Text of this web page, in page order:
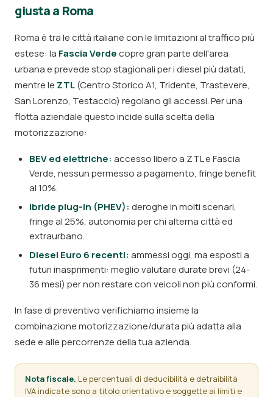
giusta a Roma
Roma è tra le città italiane con le limitazioni al traffico più
estese: la Fascia Verdecopre gran parte dell'area
urbana e prevede stop stagionali per i diesel più datati,
mentre le ZTL(Centro Storico A1, Tridente, Trastevere,
San Lorenzo, Testaccio) regolano gli accessi. Per una
flotta aziendale questo incide sulla scelta della
motorizzazione:
BEV ed elettriche: accesso libero a ZTL e Fascia
Verde, nessun permesso a pagamento, fringe benefit
al 10%.
Ibride plug-in (PHEV): deroghe in molti scenari,
fringe al 25%, autonomia per chi alterna città ed
extraurbano.
Diesel Euro 6 recenti: ammessi oggi, ma esposti a
futuri inasprimenti: meglio valutare durate brevi (24-
36 mesi) per non restare con veicoli non più conformi.
In fase di preventivo verifichiamo insieme la
combinazione motorizzazione/durata più adatta alla
sede e alle percorrenze della tua azienda.
Nota fiscale. Le percentuali di deducibilità e detraibilità
IVA indicate sono a titolo orientativo e soggette ai limiti e